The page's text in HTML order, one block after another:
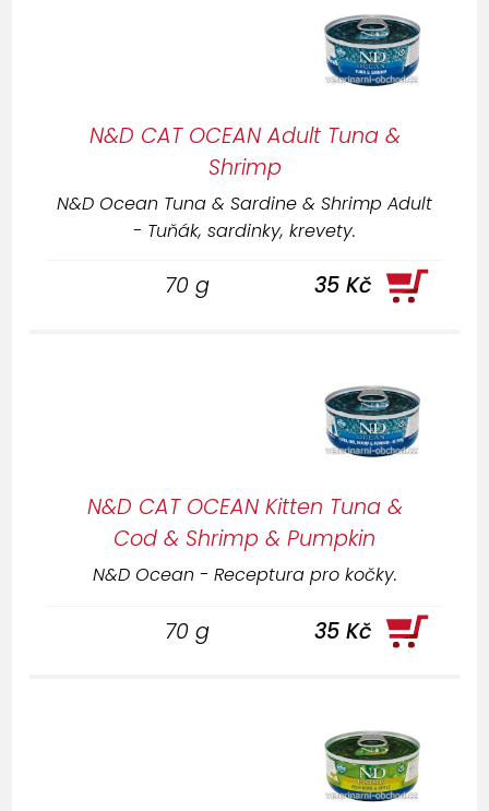
N&D CAT OCEAN Adult Tuna &
Shrimp
N&D Ocean Tuna & Sardine & Shrimp Adult
- Tuňák, sardinky, krevety.
70 g 35 Kč
N&D CAT OCEAN Kitten Tuna &
Cod & Shrimp & Pumpkin
N&D Ocean - Receptura pro kočky.
70 g 35 Kč